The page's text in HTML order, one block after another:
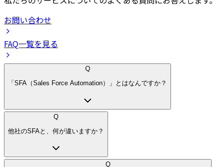
お問い合わせ
FAQ一覧を見る
Q
「SFA（Sales Force Automation）」とはなんですか？
Q
他社のSFAと、何が違いますか？
Q